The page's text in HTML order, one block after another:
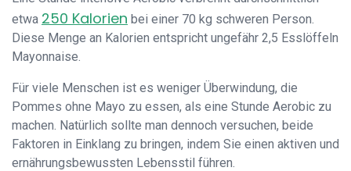
etwa 250 Kalorien bei einer 70 kg schweren Person.
Diese Menge an Kalorien entspricht ungefähr 2,5 Esslöffeln
Mayonnaise.
Für viele Menschen ist es weniger Überwindung, die
Pommes ohne Mayo zu essen, als eine Stunde Aerobic zu
machen. Natürlich sollte man dennoch versuchen, beide
Faktoren in Einklang zu bringen, indem Sie einen aktiven und
ernährungsbewussten Lebensstil führen.